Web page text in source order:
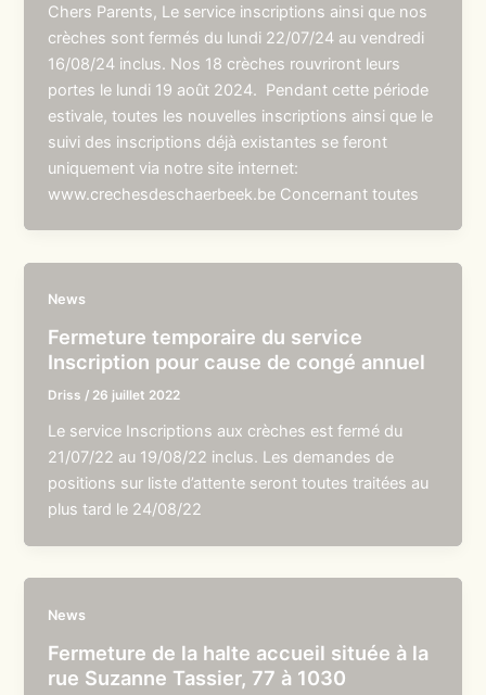
Chers Parents, Le service inscriptions ainsi que nos
crèches sont fermés du lundi 22/07/24 au vendredi
16/08/24 inclus. Nos 18 crèches rouvriront leurs
portes le lundi 19 août 2024. Pendant cette période
estivale, toutes les nouvelles inscriptions ainsi que le
suivi des inscriptions déjà existantes se feront
uniquement via notre site internet:
www.crechesdeschaerbeek.be Concernant toutes
News
Fermeture temporaire du service
Inscription pour cause de congé annuel
Driss / 26 juillet 2022
Le service Inscriptions aux crèches est fermé du
21/07/22 au 19/08/22 inclus. Les demandes de
positions sur liste d’attente seront toutes traitées au
plus tard le 24/08/22
News
Fermeture de la halte accueil située à la
rue Suzanne Tassier, 77 à 1030